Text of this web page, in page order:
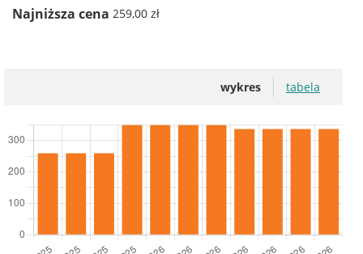
Najniższa cena 259,00 zł
wykres tabela